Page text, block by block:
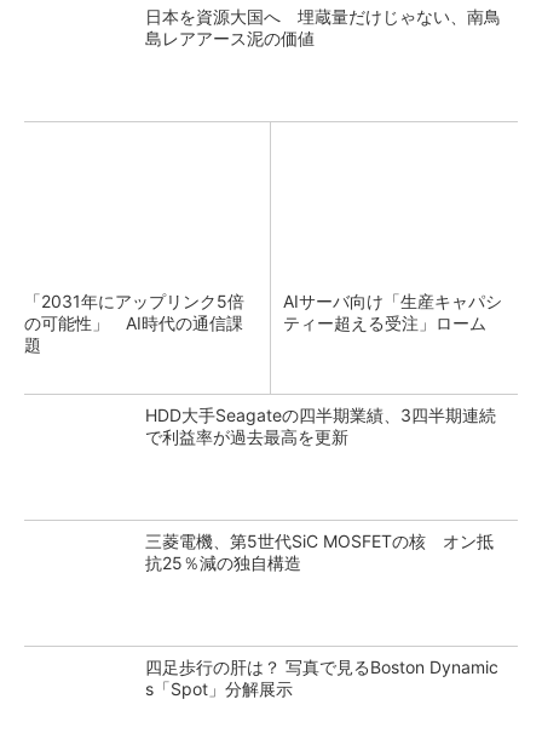
日本を資源大国へ 埋蔵量だけじゃない、南鳥
島レアアース泥の価値
「2031年にアップリンク5倍
の可能性」 AI時代の通信課
題
AIサーバ向け「生産キャパシ
ティー超える受注」ローム
HDD大手Seagateの四半期業績、3四半期連続
で利益率が過去最高を更新
三菱電機、第5世代SiC MOSFETの核 オン抵
抗25％減の独自構造
四足歩行の肝は？ 写真で見るBoston Dynamic
s「Spot」分解展示